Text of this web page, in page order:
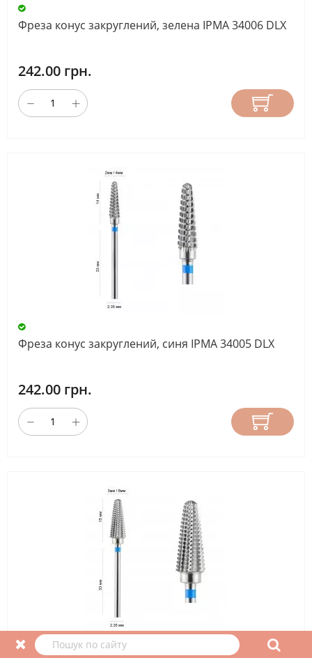
Фреза конус закруглений, зелена ІРМА 34006 DLX
242.00 грн.
Фреза конус закруглений, синя ІРМА 34005 DLX
242.00 грн.